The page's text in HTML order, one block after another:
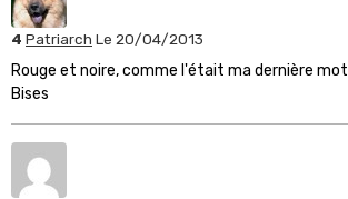
4 Patriarch Le 20/04/2013
Rouge et noire, comme l'était ma dernière
Bises